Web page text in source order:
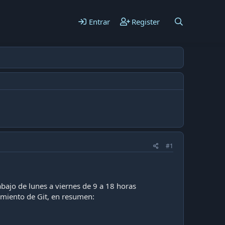
Entrar Register
#1
de lunes a viernes de 9 a 18 horas
de Git, en resumen: